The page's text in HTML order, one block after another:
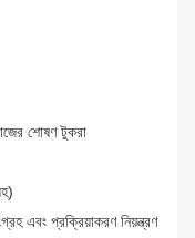
শোষণ টুকরা
এবং প্রক্রিয়াকরণ নিয়ন্ত্রণ